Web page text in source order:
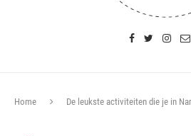
Home De leukste activiteiten die je in